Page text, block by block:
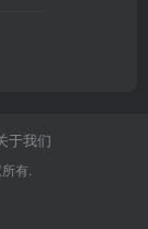
于我们
有.